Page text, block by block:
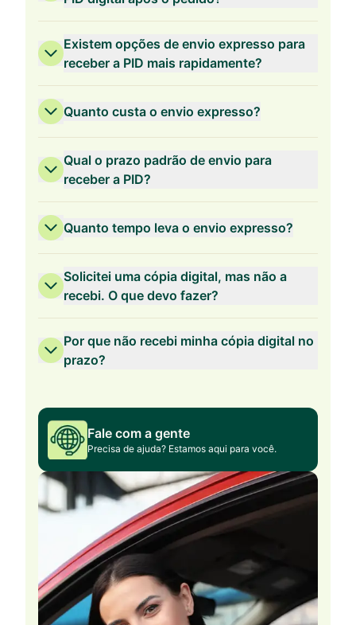
Existem opções de envio expresso para
receber a PID mais rapidamente?
Quanto custa o envio expresso?
Qual o prazo padrão de envio para
receber a PID?
Quanto tempo leva o envio expresso?
Solicitei uma cópia digital, mas não a
recebi. O que devo fazer?
Por que não recebi minha cópia digital no
prazo?
Fale com a gente
Precisa de ajuda? Estamos aqui para você.